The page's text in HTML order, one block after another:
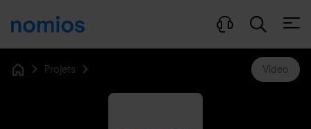
Projets Video